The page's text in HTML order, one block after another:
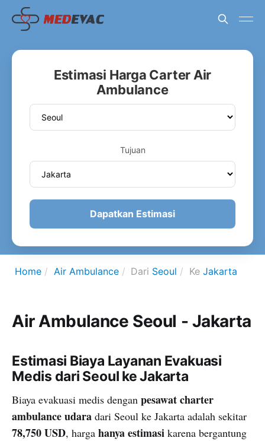
Estimasi Harga Carter Air
Ambulance
Tujuan
Dapatkan Estimasi
Home Air Ambulance Dari Seoul Ke Jakarta
Air Ambulance Seoul - Jakarta
Estimasi Biaya Layanan Evakuasi
Medis dari Seoul ke Jakarta
Biaya evakuasi medis dengan pesawat charter
ambulance udara dari Seoul ke Jakarta adalah sekitar
78,750 USD, harga hanya estimasi karena bergantung